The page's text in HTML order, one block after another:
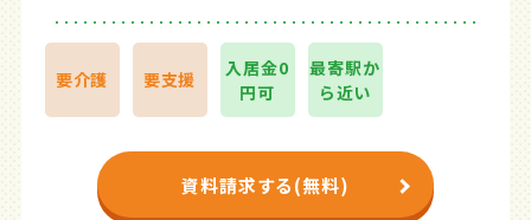
要介護 要支援
入居金0
円可
最寄駅か
ら近い
資料請求する(無料)